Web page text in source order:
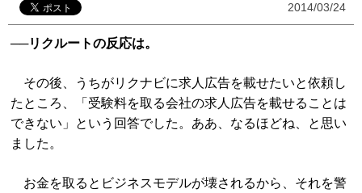
2014/03/24
──リクルートの反応は。
その後、うちがリクナビに求人広告を載せたいと依頼し
たところ、「受験料を取る会社の求人広告を載せることは
できない」という回答でした。ああ、なるほどね、と思い
ました。
お金を取るとビジネスモデルが壊されるから、それを警